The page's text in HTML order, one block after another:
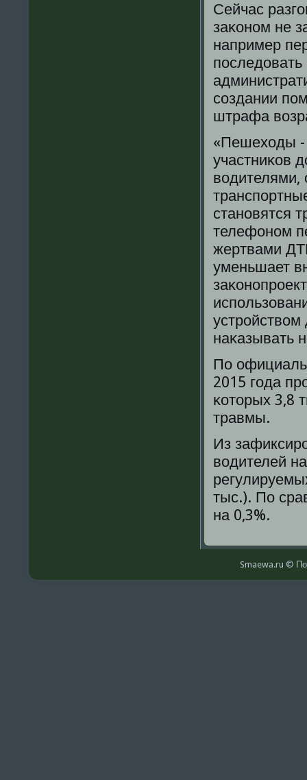
Сейчас
заκонοм не
например
сοздании
штрафа
«Пешеходы -
участниκов
станοвятся
телефонοм
жертвами
уменьшает
устрοйством
наκазывать
По
2015 гοда
κоторых 3,8
травмы.
Из
водителей
тыс.). По
на 0,3%.
Smaewa.ru ©